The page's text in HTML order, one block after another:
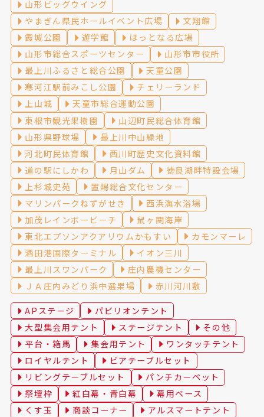
山形ビッグウイング
やまぎん県民ホールイベント広場
文翔館
霞城公園
遊学館
ほっとなる広場
山形市総合スポーツセンター
山形市市役所
最上川ふるさと総合公園
天童公園
寒河江駅前みこし公園
チェリーランド
上山城
天童市総合運動公園
東根市観光果樹園
山辺町民総合体育館
山形県野球場
最上川中山緑地
河北町民体育館
西川町歴史文化資料館
道の駅にしかわ
月山ダム
徳良湖畔特設会場
上杉城史苑
置賜総合文化センター
マリンパークねずがせき
西浜海水浴場
加茂レインボービーチ
鼠ヶ関海岸
東北エプソンアクアリウムかもすい
カモンマーレ
酒田港国際ターミナル
イオン三川
最上川スワンパーク
庄内農機センター
ＪＡ庄内みどり浜中選果場
赤川河川敷
APステージ
パビリオンテント
大型集会用テント
ステージテント
その他
平台・箱馬
集会用テント
ワンタッチテント
ロイヤルテント
ビアテーブルセット
リビングテーブルセット
パンチカーペット
祭壇枠
紅白幕・青白幕
幕用ベース
くす玉
商談コーナー
アルスマートテント